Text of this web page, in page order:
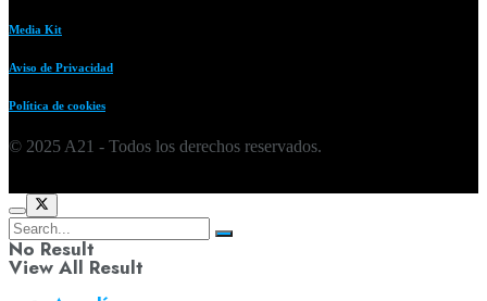
Media Kit
Aviso de Privacidad
Política de cookies
© 2025 A21 - Todos los derechos reservados.
No Result
View All Result